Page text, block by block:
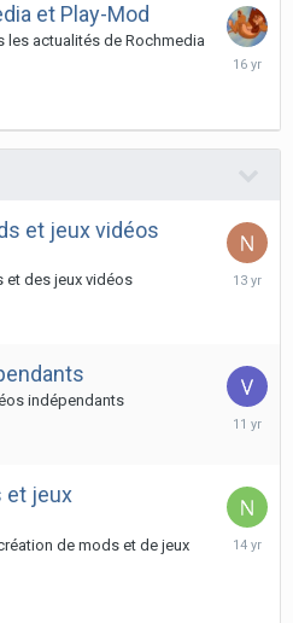
et Play-Mod
les actualités de Rochmedia
April
et jeux vidéos
et des jeux vidéos
August
indépendants
March
et jeux
de mods et de jeux
March